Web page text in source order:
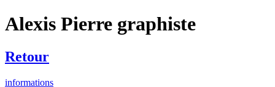
Alexis Pierre graphiste
Retour
informations